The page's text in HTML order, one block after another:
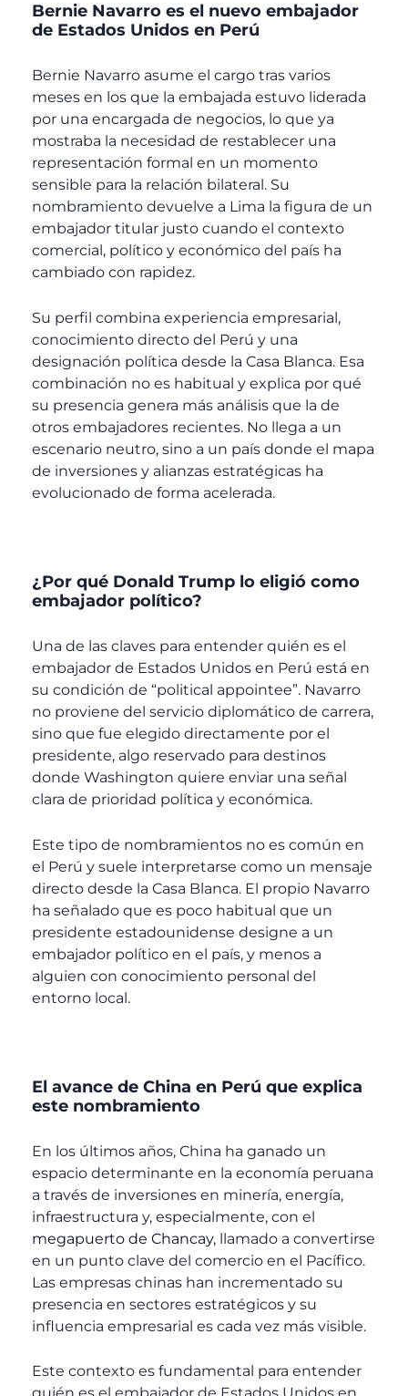
Bernie Navarro es el nuevo embajador
de Estados Unidos en Perú
Bernie Navarro asume el cargo tras varios
meses en los que la embajada estuvo liderada
por una encargada de negocios, lo que ya
mostraba la necesidad de restablecer una
representación formal en un momento
sensible para la relación bilateral. Su
nombramiento devuelve a Lima la figura de un
embajador titular justo cuando el contexto
comercial, político y económico del país ha
cambiado con rapidez.
Su perfil combina experiencia empresarial,
conocimiento directo del Perú y una
designación política desde la Casa Blanca. Esa
combinación no es habitual y explica por qué
su presencia genera más análisis que la de
otros embajadores recientes. No llega a un
escenario neutro, sino a un país donde el mapa
de inversiones y alianzas estratégicas ha
evolucionado de forma acelerada.
¿Por qué Donald Trump lo eligió como
embajador político?
Una de las claves para entender quién es el
embajador de Estados Unidos en Perú está en
su condición de “political appointee”. Navarro
no proviene del servicio diplomático de carrera,
sino que fue elegido directamente por el
presidente, algo reservado para destinos
donde Washington quiere enviar una señal
clara de prioridad política y económica.
Este tipo de nombramientos no es común en
el Perú y suele interpretarse como un mensaje
directo desde la Casa Blanca. El propio Navarro
ha señalado que es poco habitual que un
presidente estadounidense designe a un
embajador político en el país, y menos a
alguien con conocimiento personal del
entorno local.
El avance de China en Perú que explica
este nombramiento
En los últimos años, China ha ganado un
espacio determinante en la economía peruana
a través de inversiones en minería, energía,
infraestructura y, especialmente, con el
megapuerto de Chancay, llamado a convertirse
en un punto clave del comercio en el Pacífico.
Las empresas chinas han incrementado su
presencia en sectores estratégicos y su
influencia empresarial es cada vez más visible.
Este contexto es fundamental para entender